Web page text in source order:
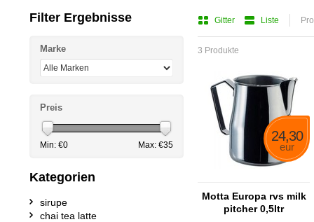
Gitter Liste
3 Produkte
24,30
eur
Motta Europa rvs milk
pitcher 0,5ltr
Filter Ergebnisse
Marke
Preis
Min: €0 Max: €35
Kategorien
sirupe
chai tea latte